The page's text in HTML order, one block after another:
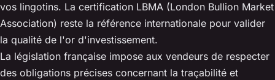
vos lingotins. La certification LBMA (London Bullion Market
Association) reste la référence internationale pour valider
la qualité de l'or d'investissement.
La législation française impose aux vendeurs de respecter
des obligations précises concernant la traçabilité et